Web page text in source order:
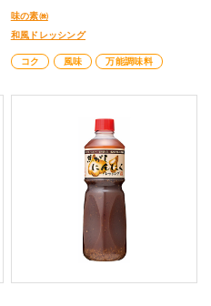
味の素㈱
和風ドレッシング
コク 風味 万能調味料